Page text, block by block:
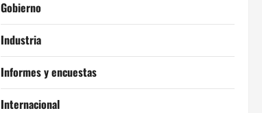
Gobierno
Industria
Informes y encuestas
Internacional